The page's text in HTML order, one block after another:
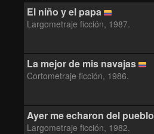
El niño y el papa
Largometraje ficción, 1987.
La mejor de mis navajas
Cortometraje ficción, 1986.
Ayer me echaron del pueblo
Largometraje ficción, 1982.